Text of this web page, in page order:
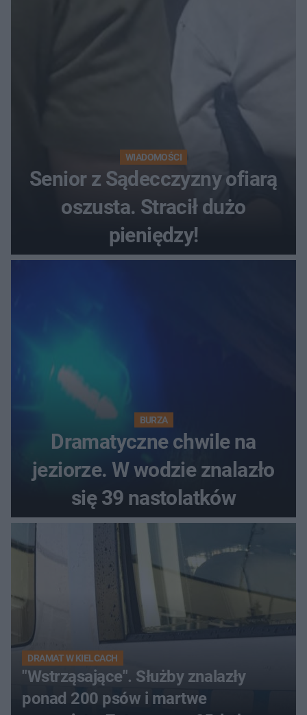
WIADOMOŚCI
Senior z Sądecczyzny ofiarą
oszusta. Stracił dużo
pieniędzy!
BURZA
Dramatyczne chwile na
jeziorze. W wodzie znalazło
się 39 nastolatków
DRAMAT W KIELCACH
"Wstrząsające". Służby znalazły
ponad 200 psów i martwe